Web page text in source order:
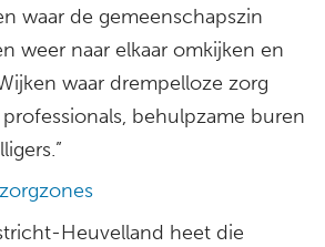
waar de gemeenschapszin
weer naar elkaar omkijken en
waar drempelloze zorg
behulpzame buren
Heuvelland heet die